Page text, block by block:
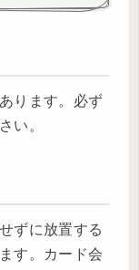
ります。必ず
い。
ずに放置する
す。カード会